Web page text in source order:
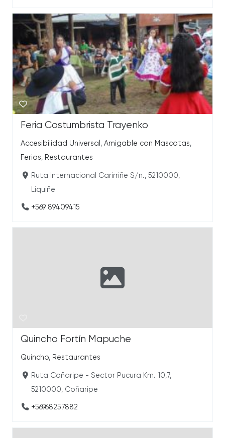
Feria Costumbrista Trayenko
Accesibilidad Universal , Amigable con Mascotas,
Ferias, Restaurantes
Ruta Internacional Carirriñe S/n., 5210000,
Liquiñe
+569 89409415
Quincho Fortín Mapuche
Quincho, Restaurantes
Ruta Coñaripe - Sector Pucura Km. 10,7,
5210000, Coñaripe
+56968257882